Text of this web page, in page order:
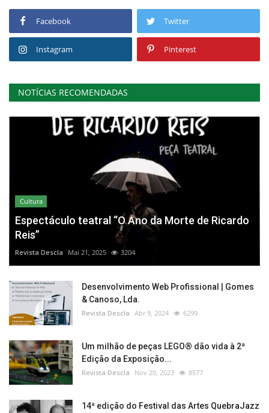
Facebook Twitter
Instagram Pinterest
NOTÍCIAS RECOMENDADAS
Cultura
Espectáculo teatral “O Ano da Morte de Ricardo
Reis”
Revista Descla Mai 21, 2025 3204
Desenvolvimento Web Profissional | Gomes
& Canoso, Lda.
Revista Descla Abr 9, 2024 6299
Um milhão de peças LEGO® dão vida à 2ª
Edição da Exposição...
Revista Descla Nov 20, 2023 8577
14ª edição do Festival das Artes QuebraJazz